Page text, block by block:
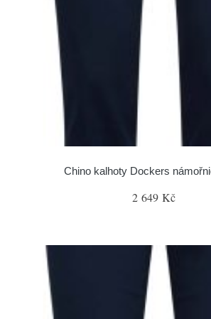
Chino kalhoty Dockers
2 649 Kč